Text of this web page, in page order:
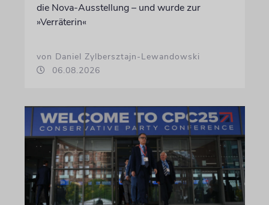
die Nova-Ausstellung – und wurde zur
»Verräterin«
von Daniel Zylbersztajn-Lewandowski
06.08.2026